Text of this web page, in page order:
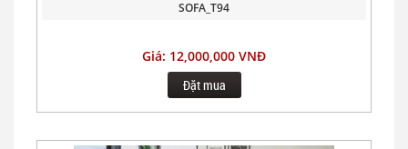
SOFA_T94
Giá: 12,000,000 VNĐ
Đặt mua